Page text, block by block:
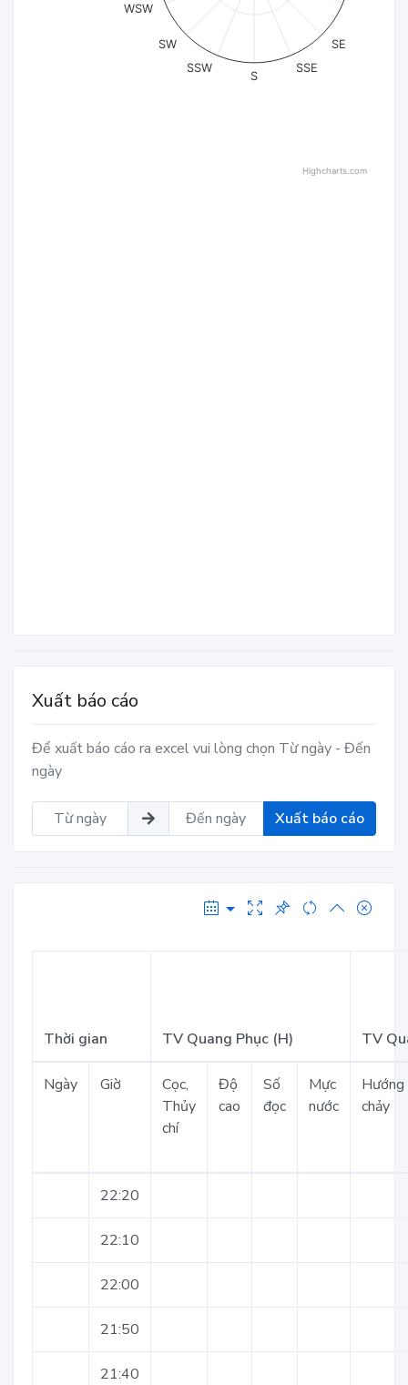
SE
SSE
S
SSW
SW
WSW
Highcharts.com
Xuất báo cáo
Để xuất báo cáo ra excel vui lòng chọn Từ ngày - Đến
ngày
Xuất báo cáo
Thời gian TV Quang Phục (H) TV
Ngày Giờ
Cọc,
Thủy
chí
Độ
cao
Số
đọc
Mực
nước
Hướng
chảy
22:20
22:10
22:00
21:50
21:40